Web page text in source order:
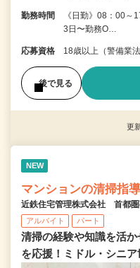
勤務時間
《日勤》08：00
3日〜勤務O…
応募資格 18歳以上（警備業
後で見る
更
NEW
マンションの清掃指
近鉄住宅管理株式会社 首都
アルバイト パート
清掃の経験や知識を活
を応援！ミドル・シニア